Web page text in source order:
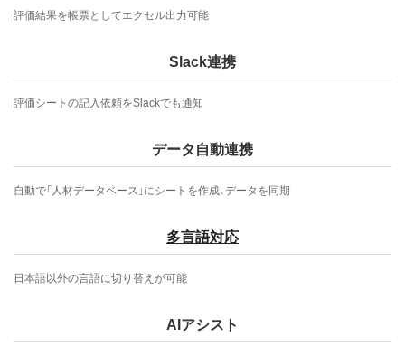
評価結果を帳票としてエクセル出力可能
Slack連携
評価シートの記入依頼をSlackでも通知
データ自動連携
自動で「人材データベース」にシートを作成、データを同期
多言語対応
日本語以外の言語に切り替えが可能
AIアシスト